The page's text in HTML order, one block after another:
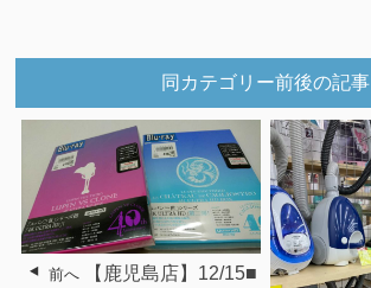
同カテゴリー前後の記事
前へ
【鹿児島店】12/15■